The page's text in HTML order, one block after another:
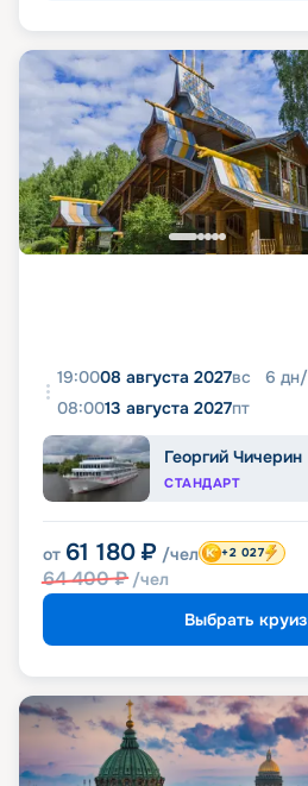
19:0008 августа 2027вс 6 дн/
08:0013 августа 2027пт
Георгий Чичерин
СТАНДАРТ
от 61 180 ₽ /чел
64 400₽ /чел
+2 027
Выбрать круиз